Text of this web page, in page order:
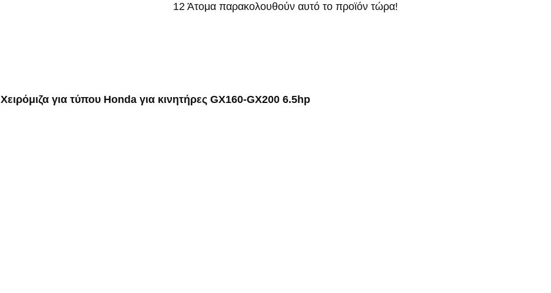
12 Άτομα παρακολουθούν αυτό το προϊόν τώρα!
Χειρόμιζα για τύπου Ηonda για κινητήρες GX160-GX200 6.5hp